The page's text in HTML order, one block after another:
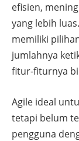
efisien,
yang lebih
memiliki
jumlahnya
fitur-fiturnya
Agile ideal
tetapi belum
pengguna